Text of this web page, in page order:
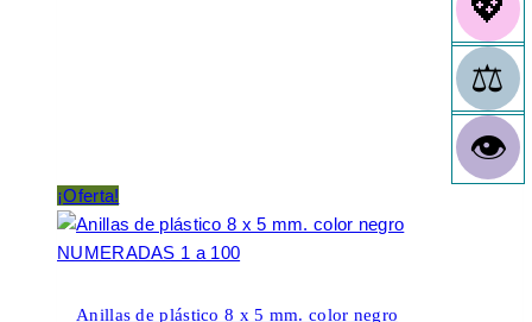
¡Oferta!
Anillas de plástico 8 x 5 mm. color negro